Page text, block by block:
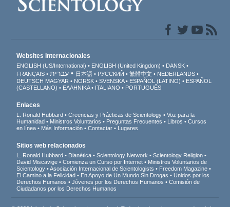
Websites Internacionales
ENGLISH (US/International) ENGLISH (United Kingdom)
DANSK
FRANÇAIS
עברית 日本語 РУССКИЙ 繁體中文
NEDERLANDS
DEUTSCH MAGYAR NORSK SVENSKA ESPAÑOL (LATINO)
ESPAÑOL
(CASTELLANO)
ΕΛΛΗΝΙΚA ITALIANO PORTUGUÊS
Enlaces
L. Ronald Hubbard Creencias y Prácticas de Scientology
Voz para la
Humanidad
Ministros Voluntarios Preguntas Frecuentes Libros
Cursos
en línea
Más Información Contactar Lugares
Sitios web relacionados
L. Ronald Hubbard Dianética Scientology Network
Scientology Religion
David Miscavige
Comienza un Curso por Internet
Ministros Voluntarios de
Scientology
Asociación Internacional de Scientologists
Freedom Magazine
El Camino a la Felicidad
En Apoyo de Un Mundo Sin Drogas
Unidos por los
Derechos Humanos
Jóvenes por los Derechos Humanos
Comisión de
Ciudadanos por los Derechos Humanos